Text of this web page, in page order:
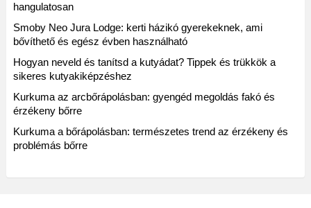
hangulatosan
Smoby Neo Jura Lodge: kerti házikó gyerekeknek, ami
bővíthető és egész évben használható
Hogyan neveld és tanítsd a kutyádat? Tippek és trükkök a
sikeres kutyakiképzéshez
Kurkuma az arcbőrápolásban: gyengéd megoldás fakó és
érzékeny bőrre
Kurkuma a bőrápolásban: természetes trend az érzékeny és
problémás bőrre